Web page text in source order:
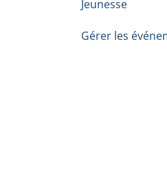
Jeunesse
Gérer les